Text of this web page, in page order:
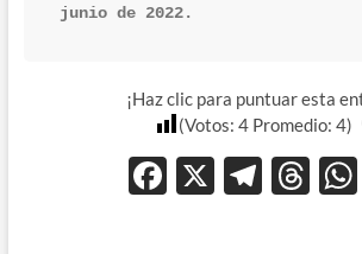
junio de 2022.
¡Haz clic para puntuar esta
(Votos: 4Promedio: 4)
F X T T